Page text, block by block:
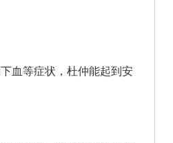
血等症状，杜仲能起到安